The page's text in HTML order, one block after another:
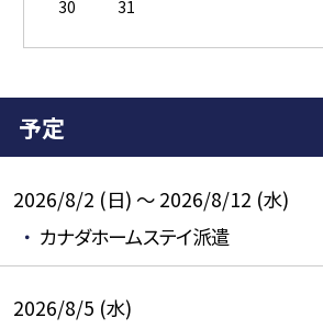
30
31
予定
2026/8/2 (日) ～ 2026/8/12 (水)
カナダホームステイ派遣
2026/8/5 (水)